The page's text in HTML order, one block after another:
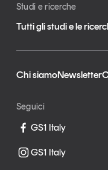
Studi e ricerche
Tutti gli studi e le
Chi siamoNewsletter
Seguici
GS1 Italy
GS1 Italy